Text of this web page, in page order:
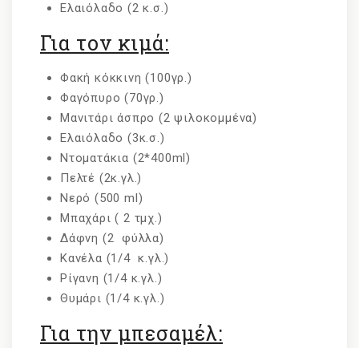
Ελαιόλαδο (2 κ.σ.)
Για τον κιμά:
Φακή κόκκινη (100γρ.)
Φαγόπυρο (70γρ.)
Μανιτάρι άσπρο (2 ψιλοκομμένα)
Ελαιόλαδο (3κ.σ.)
Ντοματάκια (2*400ml)
Πελτέ (2κ.γλ.)
Νερό (500 ml)
Μπαχάρι ( 2 τμχ.)
Δάφνη (2 φύλλα)
Κανέλα (1/4 κ.γλ.)
Ρίγανη (1/4 κ.γλ.)
Θυμάρι (1/4 κ.γλ.)
Για την μπεσαμέλ: